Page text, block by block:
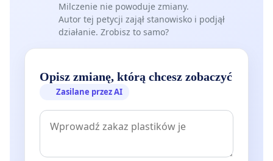
Milczenie nie powoduje zmiany.
Autor tej petycji zajął stanowisko i podjął
działanie. Zrobisz to samo?
Opisz zmianę, którą chcesz zobaczyć
Zasilane przez AI